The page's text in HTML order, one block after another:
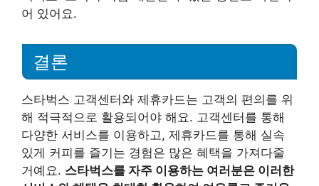
어 있어요.
결론
스타벅스 고객센터와 제휴카드는 고객의 편의를 위
해 적극적으로 활용되어야 해요. 고객센터를 통해
다양한 서비스를 이용하고, 제휴카드를 통해 실속
있게 커피를 즐기는 경험은 많은 혜택을 가져다줄
거예요. 스타벅스를 자주 이용하는 여러분은 이러한